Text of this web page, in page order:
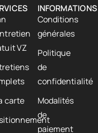
VZ
carte
INFORMATIONS
Conditions
générales
Politique
de
confidentialité
Modalités
de
paiement